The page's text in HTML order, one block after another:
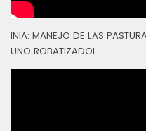
INIA: MANEJO DE LAS
UNO ROBATIZADOL